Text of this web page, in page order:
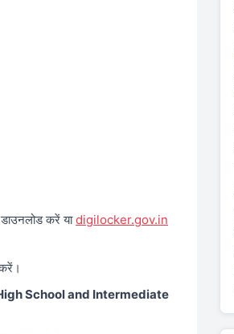
करें याdigilocker.gov.in
School and Intermediate